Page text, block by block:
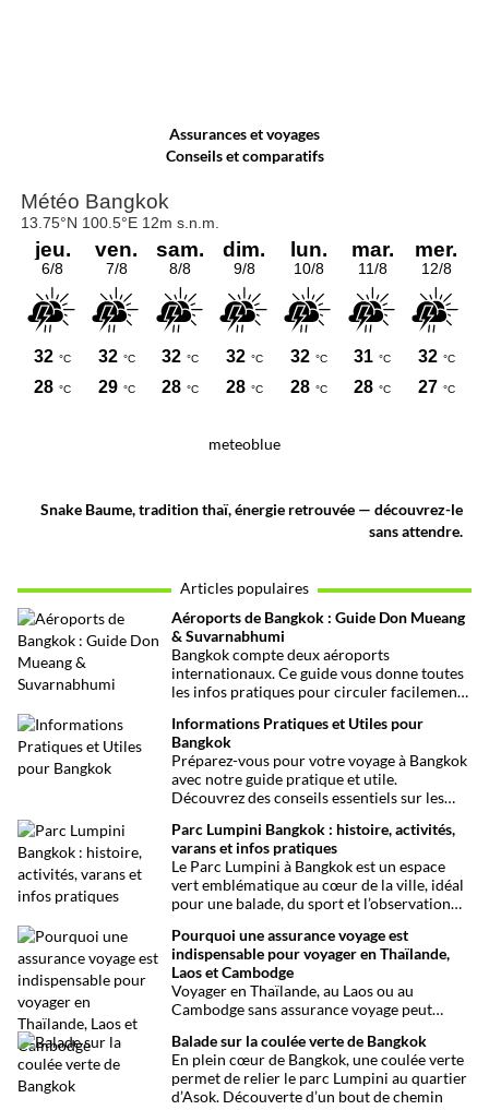
Assurances et voyages
Conseils et comparatifs
meteoblue
Snake Baume, tradition thaï, énergie retrouvée — découvrez-le
sans attendre.
Articles populaires
Aéroports de Bangkok : Guide Don Mueang
& Suvarnabhumi
Bangkok compte deux aéroports
internationaux. Ce guide vous donne toutes
les infos pratiques pour circuler facilement
centre-ville.
Informations Pratiques et Utiles pour
Bangkok
Préparez-vous pour votre voyage à Bangkok
avec notre guide pratique et utile.
Découvrez des conseils essentiels sur les
transports et bien plus encore pour rendre
votre séjour aussi facile que possible.
Parc Lumpini Bangkok : histoire, activités,
varans et infos pratiques
Le Parc Lumpini à Bangkok est un espace
vert emblématique au cœur de la ville, idéal
pour une balade, du sport et l’observation
Pourquoi une assurance voyage est
indispensable pour voyager en Thaïlande,
Laos et Cambodge
Voyager en Thaïlande, au Laos ou au
Cambodge sans assurance voyage peut
maladies ou perte de bagages sont des
imprévus fréquents en Asie du Sud-Est.
Découvrez pourquoi une assurance voyage
est essentielle pour garantir votre sécurité
Balade sur la coulée verte de Bangkok
En plein cœur de Bangkok, une coulée verte
permet de relier le parc Lumpini au quartier
d’Asok. Découverte d’un bout de chemin